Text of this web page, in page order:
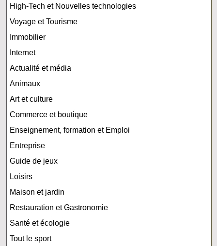
High-Tech et Nouvelles technologies
Voyage et Tourisme
Immobilier
Internet
Actualité et média
Animaux
Art et culture
Commerce et boutique
Enseignement, formation et Emploi
Entreprise
Guide de jeux
Loisirs
Maison et jardin
Restauration et Gastronomie
Santé et écologie
Tout le sport